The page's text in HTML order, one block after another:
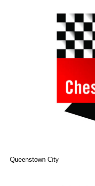
Queenstown City